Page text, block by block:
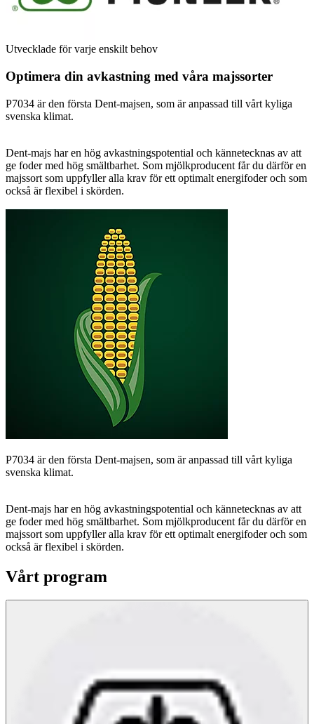
Utvecklade för varje enskilt behov
Optimera din avkastning med våra majssorter
P7034 är den första Dent-majsen, som är anpassad till vårt kyliga
svenska klimat.
Dent-majs har en hög avkastningspotential och kännetecknas av att
ge foder med hög smältbarhet. Som mjölkproducent får du därför en
majssort som uppfyller alla krav för ett optimalt energifoder och som
också är flexibel i skörden.
P7034 är den första Dent-majsen, som är anpassad till vårt kyliga
svenska klimat.
Dent-majs har en hög avkastningspotential och kännetecknas av att
ge foder med hög smältbarhet. Som mjölkproducent får du därför en
majssort som uppfyller alla krav för ett optimalt energifoder och som
också är flexibel i skörden.
Vårt program